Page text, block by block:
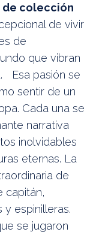
de colección
de vivir
de
que vibran
Esa pasión se
sentir de un
Cada una se
narrativa
inolvidables
eternas. La
de
capitán,
espinilleras.
se jugaron